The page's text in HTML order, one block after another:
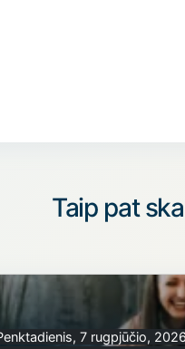
Taip pat
7 rugpjūčio, 2026